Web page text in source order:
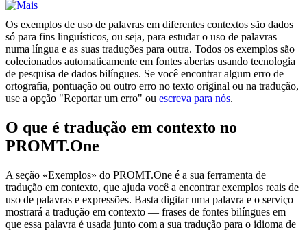
Os exemplos de uso de palavras em diferentes contextos são dados
só para fins linguísticos, ou seja, para estudar o uso de palavras
numa língua e as suas traduções para outra. Todos os exemplos são
colecionados automaticamente em fontes abertas usando tecnologia
de pesquisa de dados bilíngues. Se você encontrar algum erro de
ortografia, pontuação ou outro erro no texto original ou na tradução,
use a opção "Reportar um erro" ou escreva para nós.
O que é tradução em contexto no
PROMT.One
A seção «Exemplos» do PROMT.One é a sua ferramenta de
tradução em contexto, que ajuda você a encontrar exemplos reais de
uso de palavras e expressões. Basta digitar uma palavra e o serviço
mostrará a tradução em contexto — frases de fontes bilíngues em
que essa palavra é usada junto com a sua tradução para o idioma de